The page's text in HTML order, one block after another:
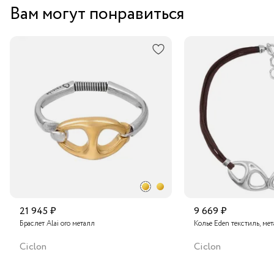
Вам могут понравиться
21 945 ₽
Браслет Alai oro металл
Ciclon
9 669 ₽
Колье Eden текстиль,
Ciclon